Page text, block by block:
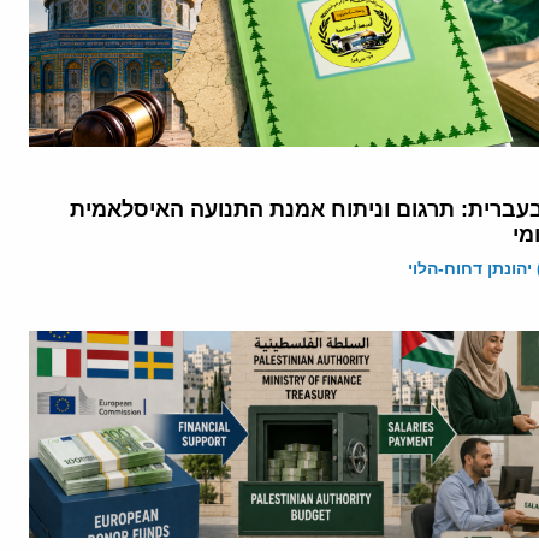
תרגום וניתוח אמנת התנועה האיסלאמית
דחוח-הלוי